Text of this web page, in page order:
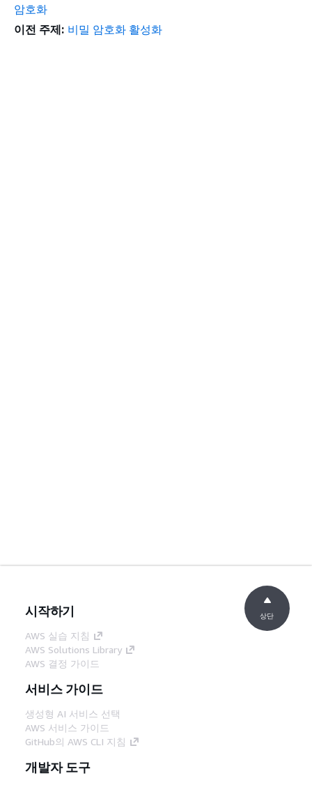
암호화
이전 주제: 비밀 암호화 활성화
시작하기
AWS 실습 지침
AWS Solutions Library
AWS 결정 가이드
서비스 가이드
생성형 AI 서비스 선택
AWS 서비스 가이드
GitHub의 AWS CLI 지침
개발자 도구
상단